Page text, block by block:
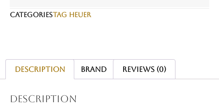
CATEGORIESTAG Heuer
Description Brand Reviews (0)
Description